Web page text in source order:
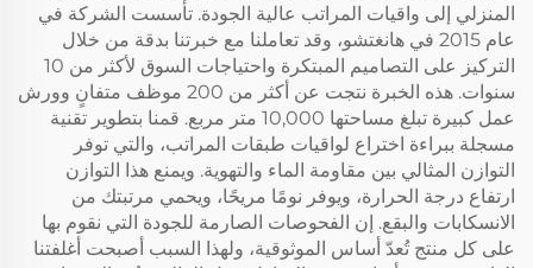
المنزلي إلى واقيات المراتب عالية الجودة. تأسست الشركة في
عام 2015 في هانغتشو، وقد تعاملنا مع خبرتنا بدقة من خلال
التركيز على التصاميم المبتكرة واحتياجات السوق لأكثر من 10
سنوات. هذه الخبرة نتجت عن أكثر من 200 موظف متفانٍ وورش
عمل كبيرة تبلغ مساحتها 10,000 متر مربع. قمنا بتطوير تقنية
مسجلة ببراءة اختراع لواقيات طبقات المراتب، والتي توفر
التوازن المثالي بين مقاومة الماء والتهوية. ويمنع هذا التوازن
ارتفاع درجة الحرارة، ويوفر نومًا مريحًا، ويحمي مرتبتك من
الانسكابات والبقع. إن الفحوصات الصارمة للجودة التي نقوم بها
على كل منتج تُعدّ أساس الموثوقية، ولهذا السبب أصبحت أغلفتنا